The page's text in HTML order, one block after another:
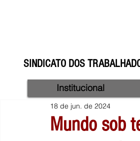
SINDICATO DOS
Mundo sob
18 de jun. de 2024
Institucional